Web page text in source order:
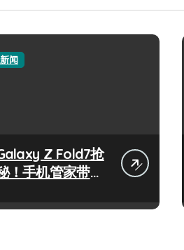
闻
Z Fold7抢
！手机管家带你